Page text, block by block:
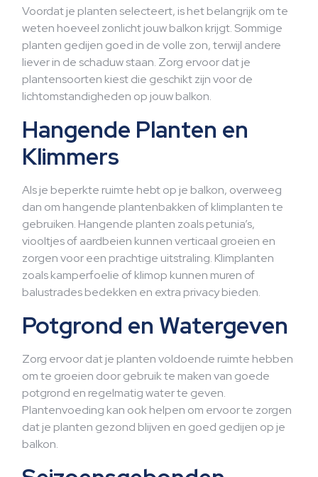
Voordat je planten selecteert, is het belangrijk om te
weten hoeveel zonlicht jouw balkon krijgt. Sommige
planten gedijen goed in de volle zon, terwijl andere
liever in de schaduw staan. Zorg ervoor dat je
plantensoorten kiest die geschikt zijn voor de
lichtomstandigheden op jouw balkon.
Hangende Planten en
Klimmers
Als je beperkte ruimte hebt op je balkon, overweeg
dan om hangende plantenbakken of klimplanten te
gebruiken. Hangende planten zoals petunia’s,
viooltjes of aardbeien kunnen verticaal groeien en
zorgen voor een prachtige uitstraling. Klimplanten
zoals kamperfoelie of klimop kunnen muren of
balustrades bedekken en extra privacy bieden.
Potgrond en Watergeven
Zorg ervoor dat je planten voldoende ruimte hebben
om te groeien door gebruik te maken van goede
potgrond en regelmatig water te geven.
Plantenvoeding kan ook helpen om ervoor te zorgen
dat je planten gezond blijven en goed gedijen op je
balkon.